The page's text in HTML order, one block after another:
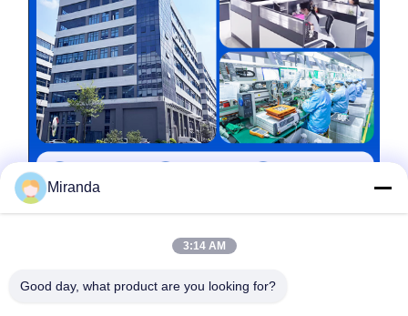
Miranda
3:14 AM
Good day, what product are you looking for?